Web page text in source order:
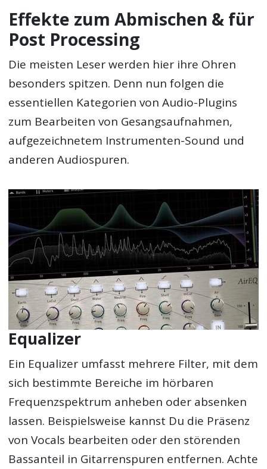
Effekte zum Abmischen & für
Post Processing
Die meisten Leser werden hier ihre Ohren
besonders spitzen. Denn nun folgen die
essentiellen Kategorien von Audio-Plugins
zum Bearbeiten von Gesangsaufnahmen,
aufgezeichnetem Instrumenten-Sound und
anderen Audiospuren.
Equalizer
Ein Equalizer umfasst mehrere Filter, mit dem
sich bestimmte Bereiche im hörbaren
Frequenzspektrum anheben oder absenken
lassen. Beispielsweise kannst Du die Präsenz
von Vocals bearbeiten oder den störenden
Bassanteil in Gitarrenspuren entfernen. Achte